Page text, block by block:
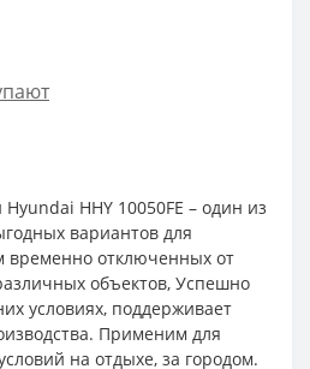
HHY 10050FE – один из
вариантов для
временно отключенных от
объектов, Успешно
условиях, поддерживает
Применим для
на отдыхе, за городом.